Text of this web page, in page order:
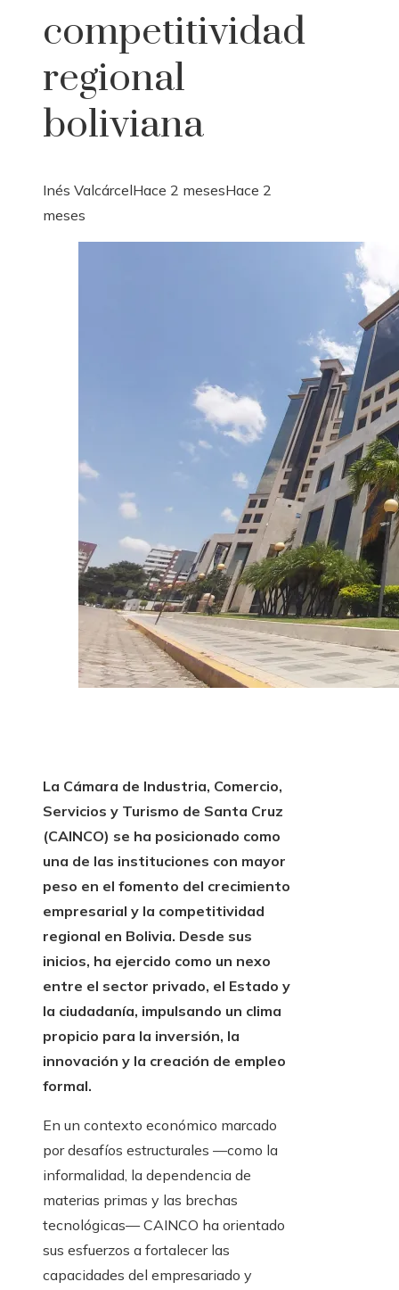
competitividad
regional
boliviana
Inés ValcárcelHace 2 mesesHace 2
meses
La Cámara de Industria, Comercio,
Servicios y Turismo de Santa Cruz
(CAINCO) se ha posicionado como
una de las instituciones con mayor
peso en el fomento del crecimiento
empresarial y la competitividad
regional en Bolivia. Desde sus
inicios, ha ejercido como un nexo
entre el sector privado, el Estado y
la ciudadanía, impulsando un clima
propicio para la inversión, la
innovación y la creación de empleo
formal.
En un contexto económico marcado
por desafíos estructurales —como la
informalidad, la dependencia de
materias primas y las brechas
tecnológicas— CAINCO ha orientado
sus esfuerzos a fortalecer las
capacidades del empresariado y